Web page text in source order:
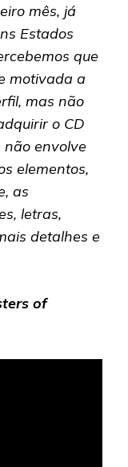
mês, já
Estados
que
motivada a
mas não
o CD
envolve
elementos,
as
letras,
detalhes e
of